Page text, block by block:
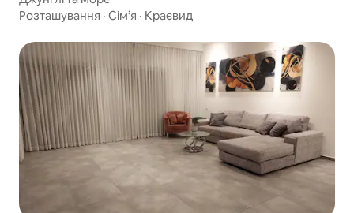
Розташування · Сім’я · Краєвид